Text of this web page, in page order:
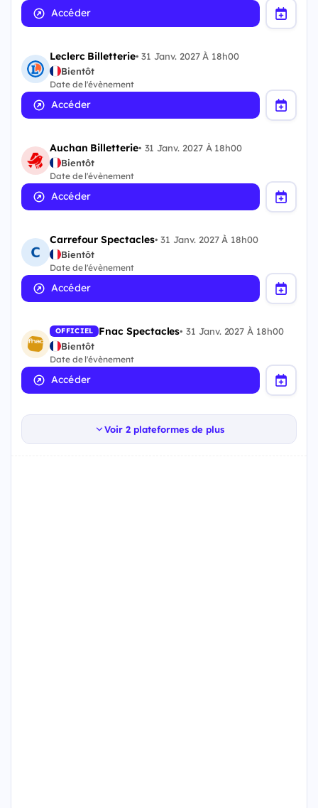
Accéder
Leclerc Billetterie•31 Janv. 2027 À 18h00
Bientôt
Date de l'évènement
Accéder
Auchan Billetterie• 31 Janv. 2027 À 18h00
Bientôt
Date de l'évènement
Accéder
Carrefour Spectacles•31 Janv. 2027 À 18h00
Bientôt
Date de l'évènement
Accéder
OFFICIEL Fnac Spectacles•31 Janv. 2027 À 18h00
Bientôt
Date de l'évènement
Accéder
Voir 2 plateformes de plus